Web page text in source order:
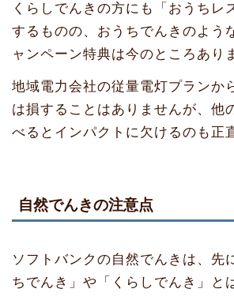
くらしでんきの方にも「おうちレ
するものの、おうちでんきのよう
ャンペーン特典は今のところあり
地域電力会社の従量電灯プランか
は損することはありませんが、他
べるとインパクトに欠けるのも正
自然でんきの注意点
ソフトバンクの自然でんきは、先
ちでんき」や「くらしでんき」と